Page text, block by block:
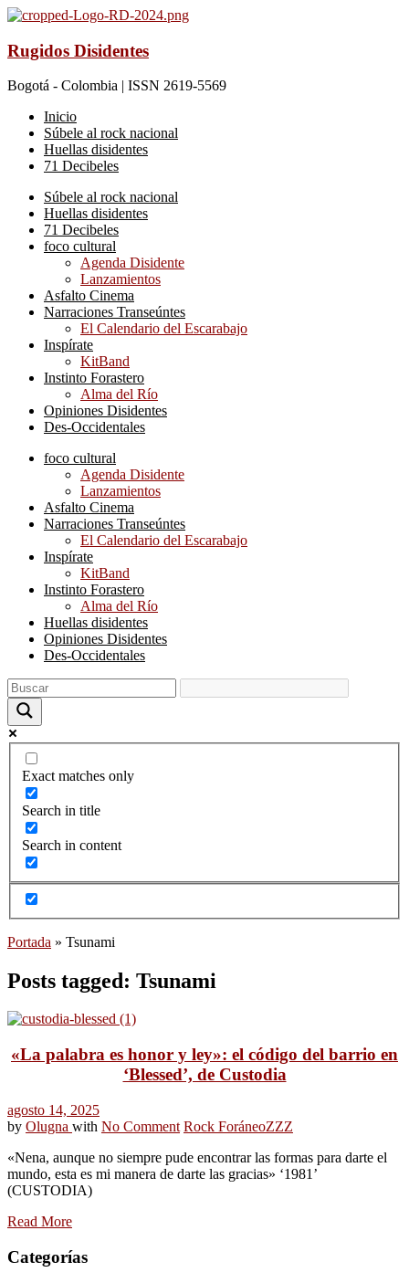
Rugidos Disidentes
Bogotá - Colombia | ISSN 2619-5569
Inicio
Súbele al rock nacional
Huellas disidentes
71 Decibeles
Súbele al rock nacional
Huellas disidentes
71 Decibeles
foco cultural
Agenda Disidente
Lanzamientos
Asfalto Cinema
Narraciones Transeúntes
El Calendario del Escarabajo
Inspírate
KitBand
Instinto Forastero
Alma del Río
Opiniones Disidentes
Des-Occidentales
foco cultural
Agenda Disidente
Lanzamientos
Asfalto Cinema
Narraciones Transeúntes
El Calendario del Escarabajo
Inspírate
KitBand
Instinto Forastero
Alma del Río
Huellas disidentes
Opiniones Disidentes
Des-Occidentales
Exact matches only
Search in title
Search in content
Portada » Tsunami
Posts tagged: Tsunami
«La palabra es honor y ley»: el código del barrio en
‘Blessed’, de Custodia
agosto 14, 2025
by Olugna with No Comment Rock ForáneoZZZ
«Nena, aunque no siempre pude encontrar las formas para darte el
mundo, esta es mi manera de darte las gracias» ‘1981’
(CUSTODIA)
Read More
Categorías